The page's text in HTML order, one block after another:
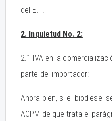
del E.T.
2. Inquietud No. 2:
2.1 IVA en la
parte del importador:
Ahora bien, si el biodiesel
ACPM de que trata el